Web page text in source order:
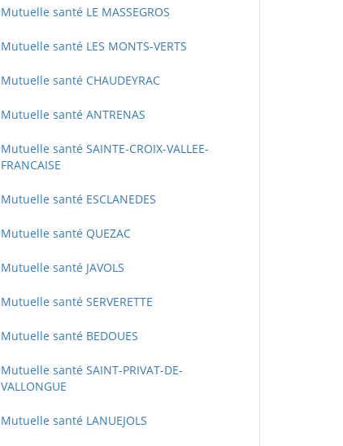
Mutuelle santé LE MASSEGROS
Mutuelle santé LES MONTS-VERTS
Mutuelle santé CHAUDEYRAC
Mutuelle santé ANTRENAS
Mutuelle santé SAINTE-CROIX-VALLEE-
FRANCAISE
Mutuelle santé ESCLANEDES
Mutuelle santé QUEZAC
Mutuelle santé JAVOLS
Mutuelle santé SERVERETTE
Mutuelle santé BEDOUES
Mutuelle santé SAINT-PRIVAT-DE-
VALLONGUE
Mutuelle santé LANUEJOLS